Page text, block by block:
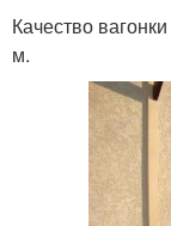
Качество
м.